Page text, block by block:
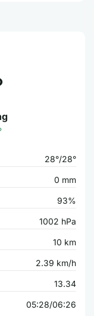
28°/28°
0 mm
93%
1002 hPa
10 km
2.39 km/h
13.34
05:28/06:26